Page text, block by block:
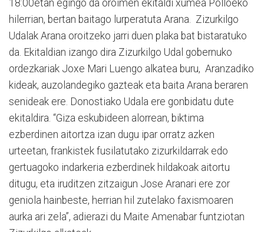
18:00etan egingo da oroimen ekitaldi xumea Polloeko
hilerrian, bertan baitago lurperatuta Arana. Zizurkilgo
Udalak Arana oroitzeko jarri duen plaka bat bistaratuko
da. Ekitaldian izango dira Zizurkilgo Udal gobernuko
ordezkariak Joxe Mari Luengo alkatea buru, Aranzadiko
kideak, auzolandegiko gazteak eta baita Arana beraren
senideak ere. Donostiako Udala ere gonbidatu dute
ekitaldira. “Giza eskubideen alorrean, biktima
ezberdinen aitortza izan dugu ipar orratz azken
urteetan, frankistek fusilatutako zizurkildarrak edo
gertuagoko indarkeria ezberdinek hildakoak aitortu
ditugu, eta iruditzen zitzaigun Jose Aranari ere zor
geniola hainbeste, herrian hil zutelako faxismoaren
aurka ari zela”, adierazi du Maite Amenabar funtziotan